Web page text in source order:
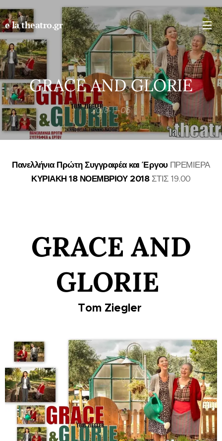
e la theatro.gr
GRACE AND GLORIE
2018-11-06
Πανελλήνια Πρώτη Συγγραφέα και ΈργουΠΡΕΜΙΕΡΑ
ΚΥΡΙΑΚΗ 18 ΝΟΕΜΒΡΙΟΥ 2018ΣΤΙΣ 19.00
GRACE AND
GLORIE
Tom Ziegler